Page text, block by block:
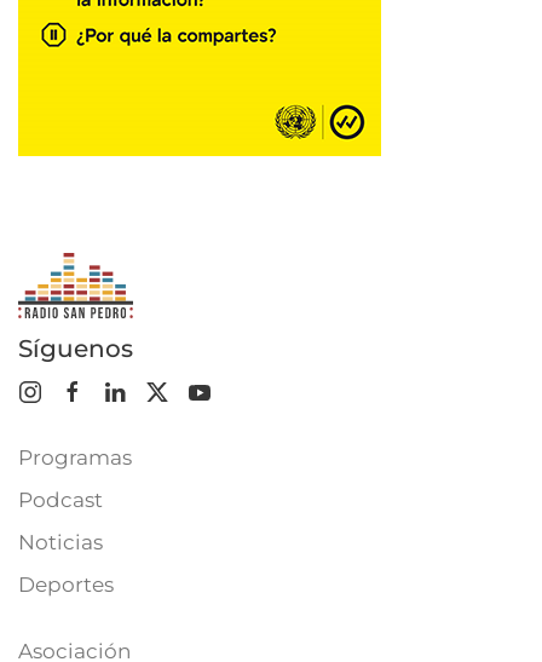
Síguenos
Programas
Podcast
Noticias
Deportes
Asociación